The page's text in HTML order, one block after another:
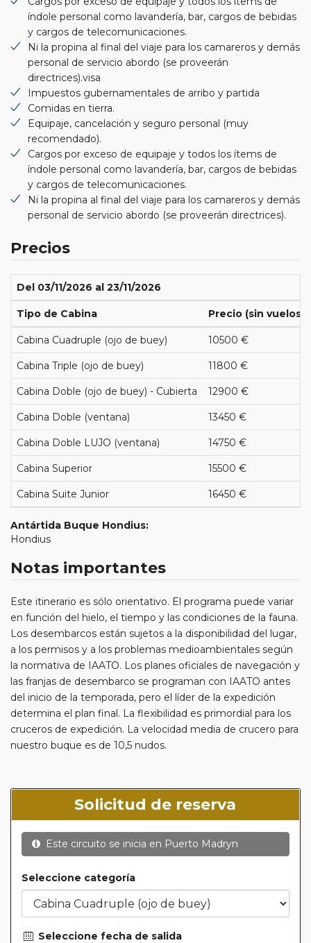
índole personal como lavandería, bar, cargos de bebidas
y cargos de telecomunicaciones.
Ni la propina al final del viaje para los camareros y demás
personal de servicio abordo (se proveerán
directrices).visa
Impuestos gubernamentales de arribo y partida
Comidas en tierra.
Equipaje, cancelación y seguro personal (muy
recomendado).
Cargos por exceso de equipaje y todos los ítems de
índole personal como lavandería, bar, cargos de bebidas
y cargos de telecomunicaciones.
Ni la propina al final del viaje para los camareros y demás
personal de servicio abordo (se proveerán directrices).
Precios
Del 03/11/2026 al 23/11/2026
Tipo de Cabina Precio (sin vuelos)
Cabina Cuadruple (ojo de buey) 10500 €
Cabina Triple (ojo de buey) 11800 €
Cabina Doble (ojo de buey) - Cubierta 12900 €
Cabina Doble (ventana) 13450 €
Cabina Doble LUJO (ventana) 14750 €
Cabina Superior 15500 €
Cabina Suite Junior 16450 €
Antártida Buque Hondius:
Hondius
Notas importantes
Este itinerario es sólo orientativo. El programa puede variar
en función del hielo, el tiempo y las condiciones de la fauna.
Los desembarcos están sujetos a la disponibilidad del lugar,
a los permisos y a los problemas medioambientales según
la normativa de IAATO. Los planes oficiales de navegación y
las franjas de desembarco se programan con IAATO antes
del inicio de la temporada, pero el líder de la expedición
determina el plan final. La flexibilidad es primordial para los
cruceros de expedición. La velocidad media de crucero para
nuestro buque es de 10,5 nudos.
Solicitud de reserva
Este circuito se inicia en Puerto Madryn
Seleccione categoría
Seleccione fecha de salida